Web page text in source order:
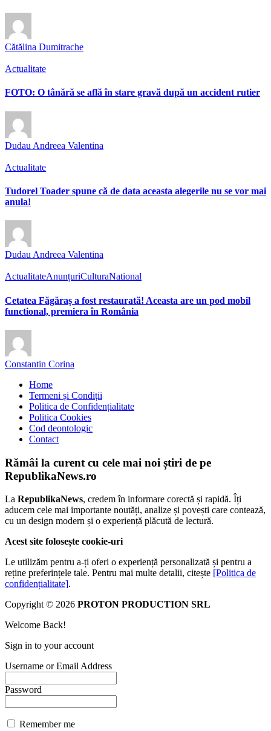
Cătălina Dumitrache
Actualitate
FOTO: O tânără se află în stare gravă după un accident rutier
Dudau Andreea Valentina
Actualitate
Tudorel Toader spune că de data aceasta alegerile nu se vor mai
anula!
Dudau Andreea Valentina
ActualitateAnunțuriCulturaNational
Cetatea Făgăraș a fost restaurată! Aceasta are un pod mobil
functional, premiera în România
Constantin Corina
Home
Termeni și Condiții
Politica de Confidențialitate
Politica Cookies
Cod deontologic
Contact
Rămâi la curent cu cele mai noi știri de pe
RepublikaNews.ro
La RepublikaNews, credem în informare corectă și rapidă. Îți
aducem cele mai importante noutăți, analize și povești care contează,
cu un design modern și o experiență plăcută de lectură.
Acest site folosește cookie-uri
Le utilizăm pentru a-ți oferi o experiență personalizată și pentru a
reține preferințele tale. Pentru mai multe detalii, citește [Politica de
confidențialitate].
Copyright © 2026 PROTON PRODUCTION SRL
Welcome Back!
Sign in to your account
Username or Email Address
Password
Remember me